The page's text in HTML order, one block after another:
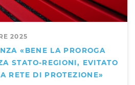
2025
«BENE LA PROROGA
STATO-REGIONI, EVITATO
RETE DI PROTEZIONE»